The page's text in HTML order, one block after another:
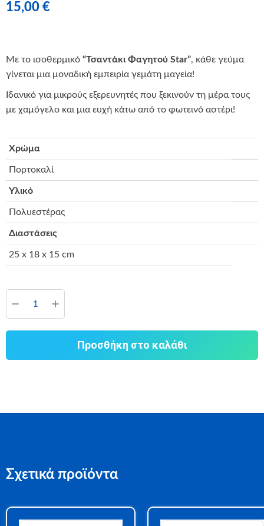
15,00 €
Με το ισοθερμικό “Τσαντάκι Φαγητού Star”, κάθε γεύμα
γίνεται μια μοναδική εμπειρία γεμάτη μαγεία!
Ιδανικό για μικρούς εξερευνητές που ξεκινούν τη μέρα τους
με χαμόγελο και μια ευχή κάτω από το φωτεινό αστέρι!
Χρώμα
Πορτοκαλί
Υλικό
Πολυεστέρας
Διαστάσεις
25 x 18 x 15 cm
Προσθήκη στο καλάθι
Σχετικά προϊόντα